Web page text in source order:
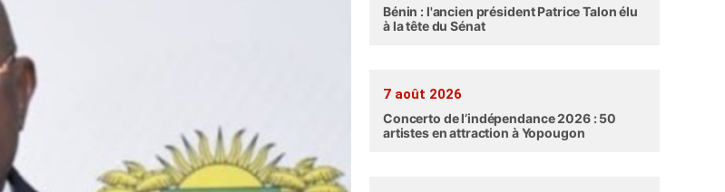
Bénin : l'ancien président Patrice Talon élu
à la tête du Sénat
7 août 2026
Concerto de l’indépendance 2026 : 50
artistes en attraction à Yopougon